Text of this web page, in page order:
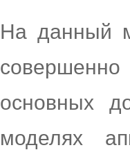
На данный
основных
моделях